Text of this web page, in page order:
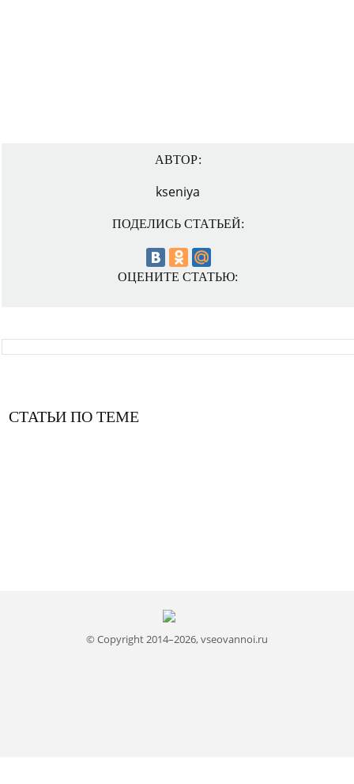
АВТОР:
kseniya
ПОДЕЛИСЬ СТАТЬЕЙ:
ОЦЕНИТЕ СТАТЬЮ:
СТАТЬИ ПО ТЕМЕ
© Copyright 2014–2026, vseovannoi.ru